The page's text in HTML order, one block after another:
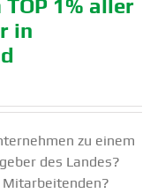
1% aller
in
zu einem
des Landes?
Mitarbeitenden?